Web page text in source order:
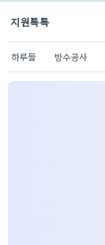
지원톡톡
하루몰 방수공사